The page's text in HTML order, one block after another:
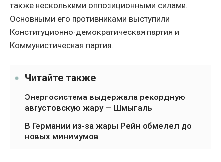
также несколькими оппозиционными силами.
Основными его противниками выступили
Конституционно-демократическая партия и
Коммунистическая партия.
Читайте также
Энергосистема выдержала рекордную
августовскую жару — Шмыгаль
В Германии из-за жары Рейн обмелел до
новых минимумов